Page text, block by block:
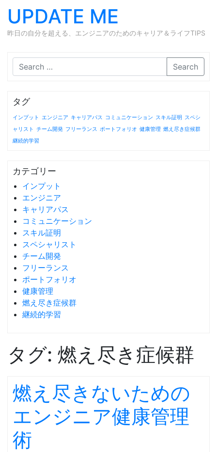
UPDATE ME
昨日の自分を超える、エンジニアのためのキャリア＆ライフTIPS
Search
タグ
インプット エンジニア キャリアパス コミュニケーション スキル証明 スペシ
ャリスト チーム開発 フリーランス ポートフォリオ 健康管理 燃え尽き症候群
継続的学習
カテゴリー
インプット
エンジニア
キャリアパス
コミュニケーション
スキル証明
スペシャリスト
チーム開発
フリーランス
ポートフォリオ
健康管理
燃え尽き症候群
継続的学習
タグ: 燃え尽き症候群
燃え尽きないための
エンジニア健康管理
術